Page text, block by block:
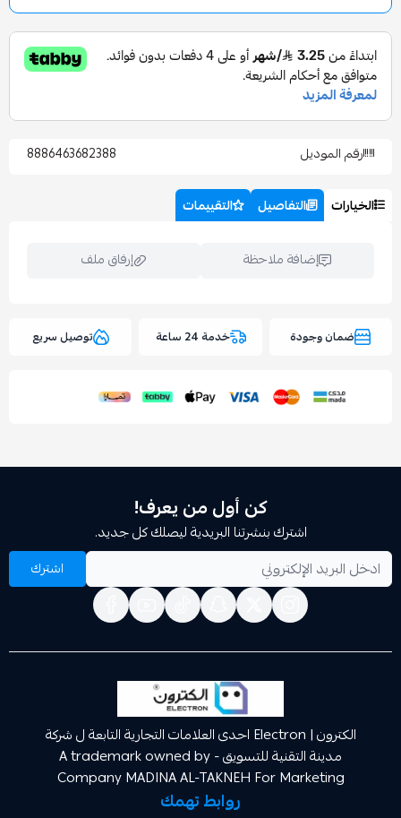
8886463682388
التفاصيل التقييمات
إضافة ملاحظة
خدمة 24 ساعة توصيل سريع
كن أول من يعرف!
اشترك بنشرتنا البريدية ليصلك كل جديد.
الكترون | Electron احدى العلامات التجارية التابعة ل شركة
مدينة التقنية للتسويق A trademark owned by -
Company MADINA AL-TAKNEH For
روابط تهمك